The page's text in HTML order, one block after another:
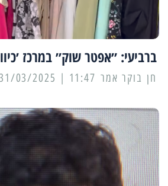
ברביעי: ״אפטר שוק״ במרכז
11:47 | 31/03/2025